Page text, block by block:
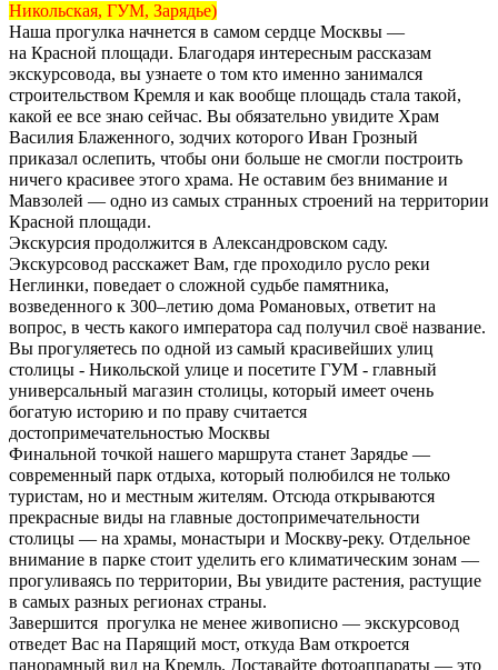
Никольская, ГУМ, Зарядье)
Наша прогулка начнется в самом сердце Москвы —
на Красной площади. Благодаря интересным рассказам
экскурсовода, вы узнаете о том кто именно занимался
строительством Кремля и как вообще площадь стала такой,
какой ее все знаю сейчас. Вы обязательно увидите Храм
Василия Блаженного, зодчих которого Иван Грозный
приказал ослепить, чтобы они больше не смогли построить
ничего красивее этого храма. Не оставим без внимание и
Мавзолей — одно из самых странных строений на территории
Красной площади.
Экскурсия продолжится в Александровском саду.
Экскурсовод расскажет Вам, где проходило русло реки
Неглинки, поведает о сложной судьбе памятника,
возведенного к 300–летию дома Романовых, ответит на
вопрос, в честь какого императора сад получил своё название.
Вы прогуляетесь по одной из самый красивейших улиц
столицы - Никольской улице и посетите ГУМ - главный
универсальный магазин столицы, который имеет очень
богатую историю и по праву считается
достопримечательностью Москвы
Финальной точкой нашего маршрута станет Зарядье —
современный парк отдыха, который полюбился не только
туристам, но и местным жителям. Отсюда открываются
прекрасные виды на главные достопримечательности
столицы — на храмы, монастыри и Москву-реку. Отдельное
внимание в парке стоит уделить его климатическим зонам —
прогуливаясь по территории, Вы увидите растения, растущие
в самых разных регионах страны.
Завершится прогулка не менее живописно — экскурсовод
отведет Вас на Парящий мост, откуда Вам откроется
панорамный вид на Кремль. Доставайте фотоаппараты — это